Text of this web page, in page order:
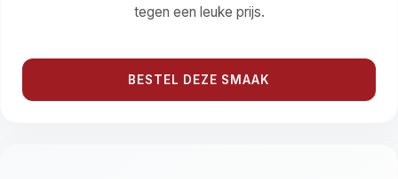
tegen een leuke prijs.
BESTEL DEZE SMAAK